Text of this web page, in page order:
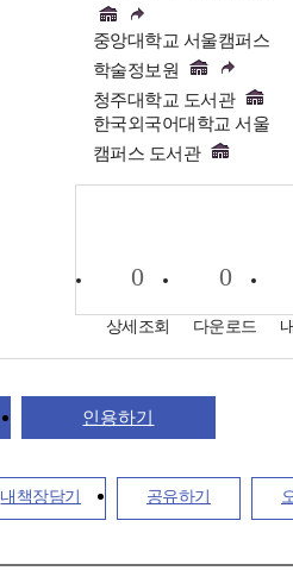
중앙대학교 서울캠퍼스
학술정보원
청주대학교 도서관
한국외국어대학교 서울
캠퍼스 도서관
0
상세조회
0
다운로드
인용하기
내책장담기 공유하기